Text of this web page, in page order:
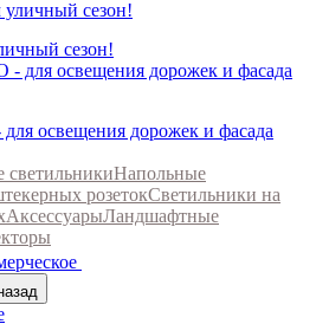
сезон!
освещения дорожек и фасада
светильникиНапольные
розетокСветильники на
АксессуарыЛандшафтные